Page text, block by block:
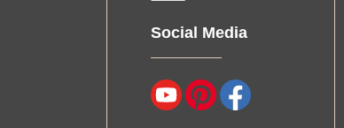
Social Media